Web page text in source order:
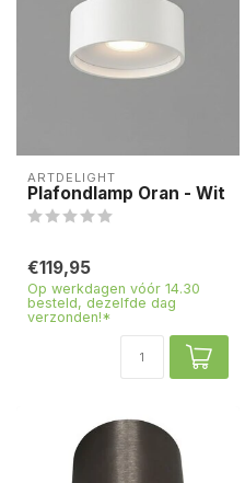
ARTDELIGHT
Plafondlamp Oran - Wit
€119,95
Op werkdagen vóór 14.30
besteld, dezelfde dag
verzonden!*